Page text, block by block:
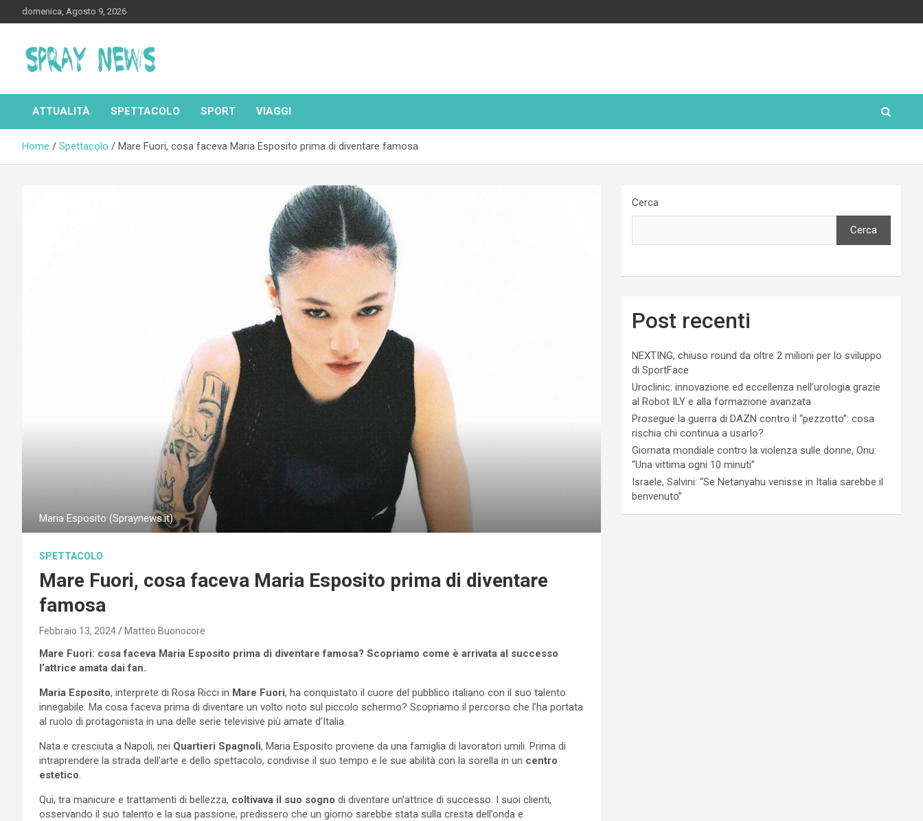
to
domenica, Agosto 9, 2026
Spraynews.it
ATTUALITÀ SPETTACOLO SPORT VIAGGI
Home Spettacolo Mare Fuori, cosa faceva Maria Esposito prima di diventare famosa
Maria Esposito (Spraynews.it)
SPETTACOLO
Mare Fuori, cosa faceva Maria Esposito prima di diventare
famosa
Febbraio 13, 2024 Matteo Buonocore
Mare Fuori: cosa faceva Maria Esposito prima di diventare famosa? Scopriamo come è arrivata al successo
l’attrice amata dai fan.
Maria Esposito, interprete di Rosa Ricci in Mare Fuori, ha conquistato il cuore del pubblico italiano con il suo talento
innegabile. Ma cosa faceva prima di diventare un volto noto sul piccolo schermo? Scopriamo il percorso che l’ha portata
al ruolo di protagonista in una delle serie televisive più amate d’Italia.
Nata e cresciuta a Napoli, nei Quartieri Spagnoli, Maria Esposito proviene da una famiglia di lavoratori umili. Prima di
intraprendere la strada dell’arte e dello spettacolo, condivise il suo tempo e le sue abilità con la sorella in un centro
estetico
Qui, tra manicure e trattamenti di bellezza, coltivava il suo sogno di diventare un’attrice di successo. I suoi clienti,
osservando il suo talento e la sua passione, predissero che un giorno sarebbe stata sulla cresta dell’onda e
Cerca
Cerca
Post recenti
NEXTING, chiuso round da oltre 2 milioni per lo sviluppo
di SportFace
Uroclinic: innovazione ed eccellenza nell’urologia grazie
al Robot ILY e alla formazione avanzata
Prosegue la guerra di DAZN contro il “pezzotto”: cosa
rischia chi continua a usarlo?
Giornata mondiale contro la violenza sulle donne, Onu:
“Una vittima ogni 10 minuti”
Israele, Salvini: “Se Netanyahu venisse in Italia sarebbe il
benvenuto”